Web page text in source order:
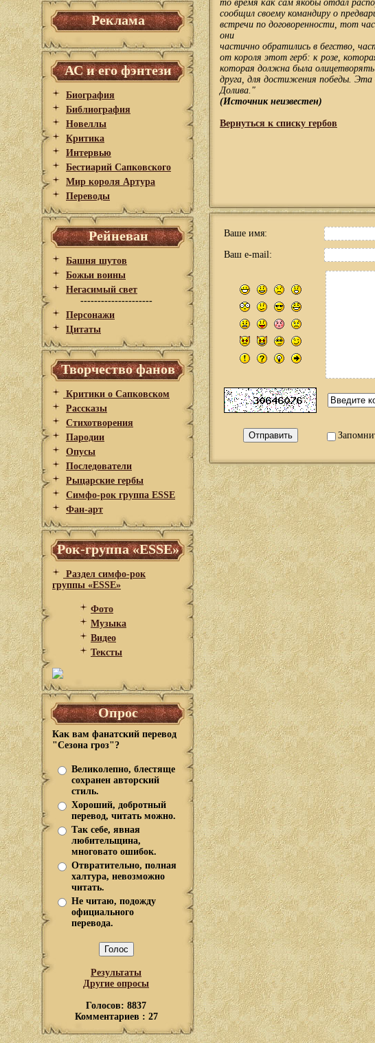
Реклама
АС и его фэнтези
Биография
Библиография
Новеллы
Критика
Интервью
Бестиарий Сапковского
Мир короля Артура
Переводы
Рейневан
Башня шутов
Божьи воины
Негасимый свет
---------------------
Персонажи
Цитаты
Творчество фанов
Критики о Сапковском
Рассказы
Стихотворения
Пародии
Опусы
Последователи
Рыцарские гербы
Симфо-рок группа ESSE
Фан-арт
Рок-группа «ESSE»
Раздел симфо-рок
группы «ESSE»
Фото
Музыка
Видео
Тексты
Опрос
Как вам фанатский перевод
"Сезона гроз"?
Великолепно, блестяще
сохранен авторский
стиль.
Хороший, добротный
перевод, читать можно.
Так себе, явная
любительщина,
многовато ошибок.
Отвратительно, полная
халтура, невозможно
читать.
Не читаю, подожду
официального
перевода.
Результаты
Другие опросы
Голосов: 8837
Комментариев : 27
то время как сам якобы отдал
сообщил своему командиру о
встречи по договоренности, тот
они
частично обратились в бегство,
от короля этот герб: к розе,
которая должна была
друга, для достижения победы. Эта
Долива."
(Источник неизвестен)
Вернуться к списку гербов
Ваше имя:
Ваш e-mail: